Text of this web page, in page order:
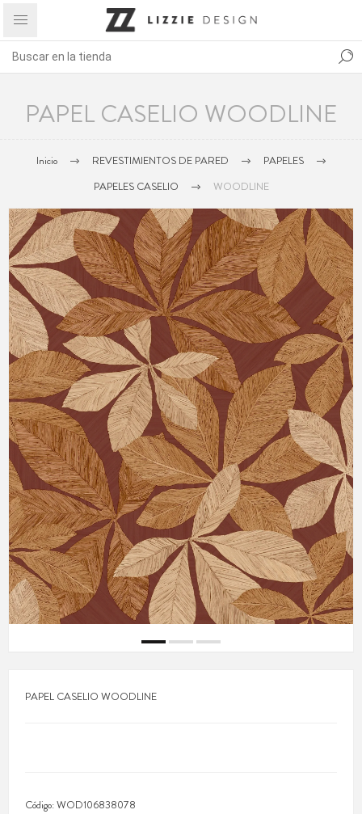
PAPEL CASELIO WOODLINE
Inicio REVESTIMIENTOS DE PARED
PAPELES
PAPELES CASELIO
WOODLINE
PAPEL CASELIO WOODLINE
Código:WOD106838078